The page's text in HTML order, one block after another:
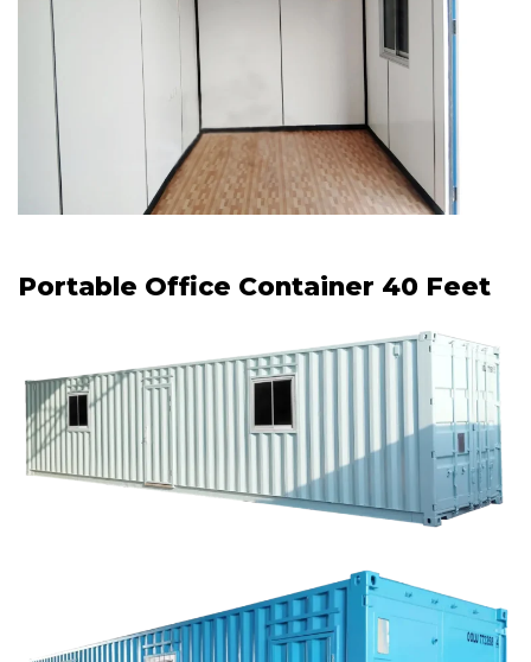
Portable Office Container 40 Feet